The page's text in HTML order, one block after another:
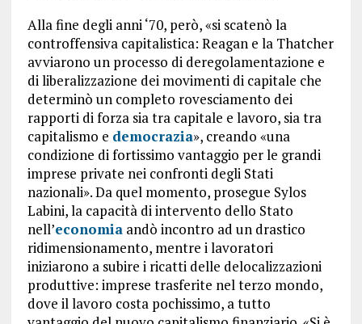
Alla fine degli anni ‘70, però, «si scatenò la
controffensiva capitalistica: Reagan e la Thatcher
avviarono un processo di deregolamentazione e
di liberalizzazione dei movimenti di capitale che
determinò un completo rovesciamento dei
rapporti di forza sia tra capitale e lavoro, sia tra
capitalismo e democrazia», creando «una
condizione di fortissimo vantaggio per le grandi
imprese private nei confronti degli Stati
nazionali». Da quel momento, prosegue Sylos
Labini, la capacità di intervento dello Stato
nell’economiaandò incontro ad un drastico
ridimensionamento, mentre i lavoratori
iniziarono a subire i ricatti delle delocalizzazioni
produttive: imprese trasferite nel terzo mondo,
dove il lavoro costa pochissimo, a tutto